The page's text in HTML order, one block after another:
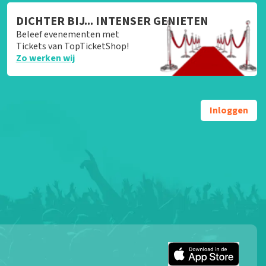
DICHTER BIJ... INTENSER GENIETEN
Beleef evenementen met
Tickets van TopTicketShop!
Zo werken wij
Inloggen